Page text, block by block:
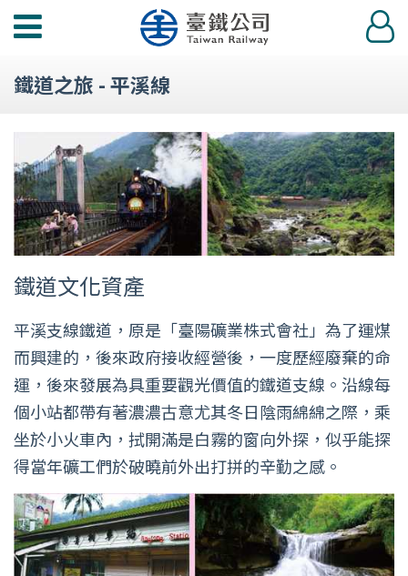
功
選
登
入
鐵道之旅 - 平溪線
鐵道文化資產
平溪支線鐵道，原是「臺陽礦業株式會社」為了運煤
而興建的，後來政府接收經營後，一度歷經廢棄的命
運，後來發展為具重要觀光價值的鐵道支線。沿線每
個小站都帶有著濃濃古意尤其冬日陰雨綿綿之際，乘
坐於小火車內，拭開滿是白霧的窗向外探，似乎能探
得當年礦工們於破曉前外出打拼的辛勤之感。